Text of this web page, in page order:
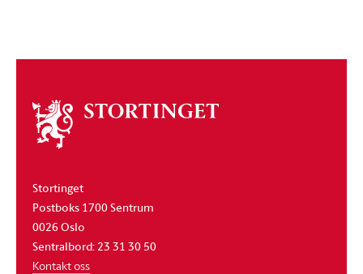
Om
stortinget
Stortinget
Postboks 1700 Sentrum
0026 Oslo
Sentralbord: 23 31 30 50
Kontakt oss